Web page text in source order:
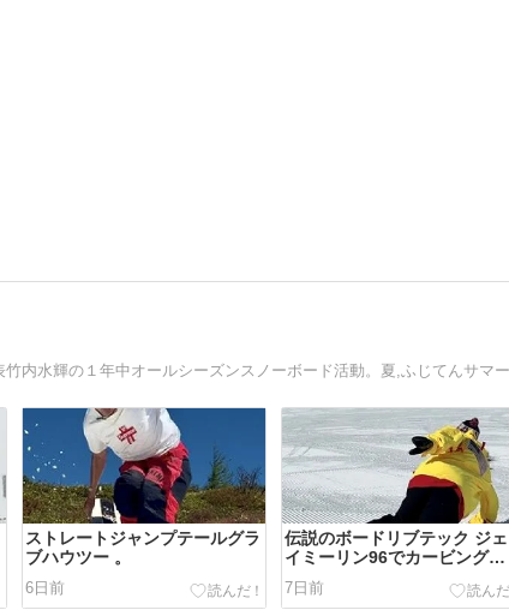
ストレートジャンプテールグラ
ブハウツー 。
6日前
伝説のボードリブテック ジェ
イミーリン96でカービングタ
ーン 。
7日前